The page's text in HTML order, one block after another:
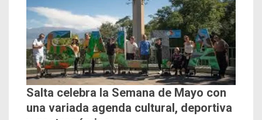
Salta celebra la Semana de Mayo con
una variada agenda cultural, deportiva